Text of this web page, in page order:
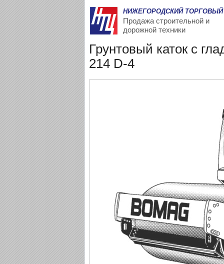
НИЖЕГОРОДСКИЙ ТОРГОВЫЙ
Продажа строительной и
дорожной техники
Грунтовый каток с
214 D-4